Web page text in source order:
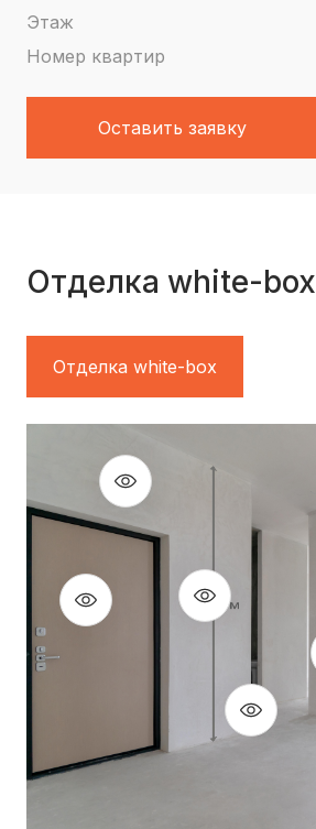
Этаж
Номер квартир
Оставить заявку
Отделка white-box
Отделка white-box